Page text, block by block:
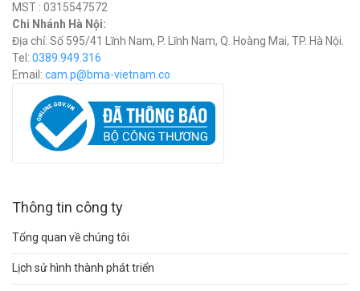
MST : 0315547572
Chi Nhánh Hà Nội:
Địa chỉ: Số 595/41 Lĩnh Nam, P. Lĩnh Nam, Q. Hoàng Mai, TP. Hà Nội.
Tel: 0389.949.316
Email: cam.p@bma-vietnam.co
Thông tin công ty
Tổng quan về chúng tôi
Lịch sử hình thành phát triển